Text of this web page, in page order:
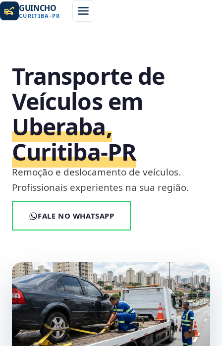
GUINCHO
CURITIBA -PR
Transporte de
Veículos em
Uberaba,
Curitiba‑PR
Remoção e deslocamento de veículos.
Profissionais experientes na sua região.
FALE NO WHATSAPP